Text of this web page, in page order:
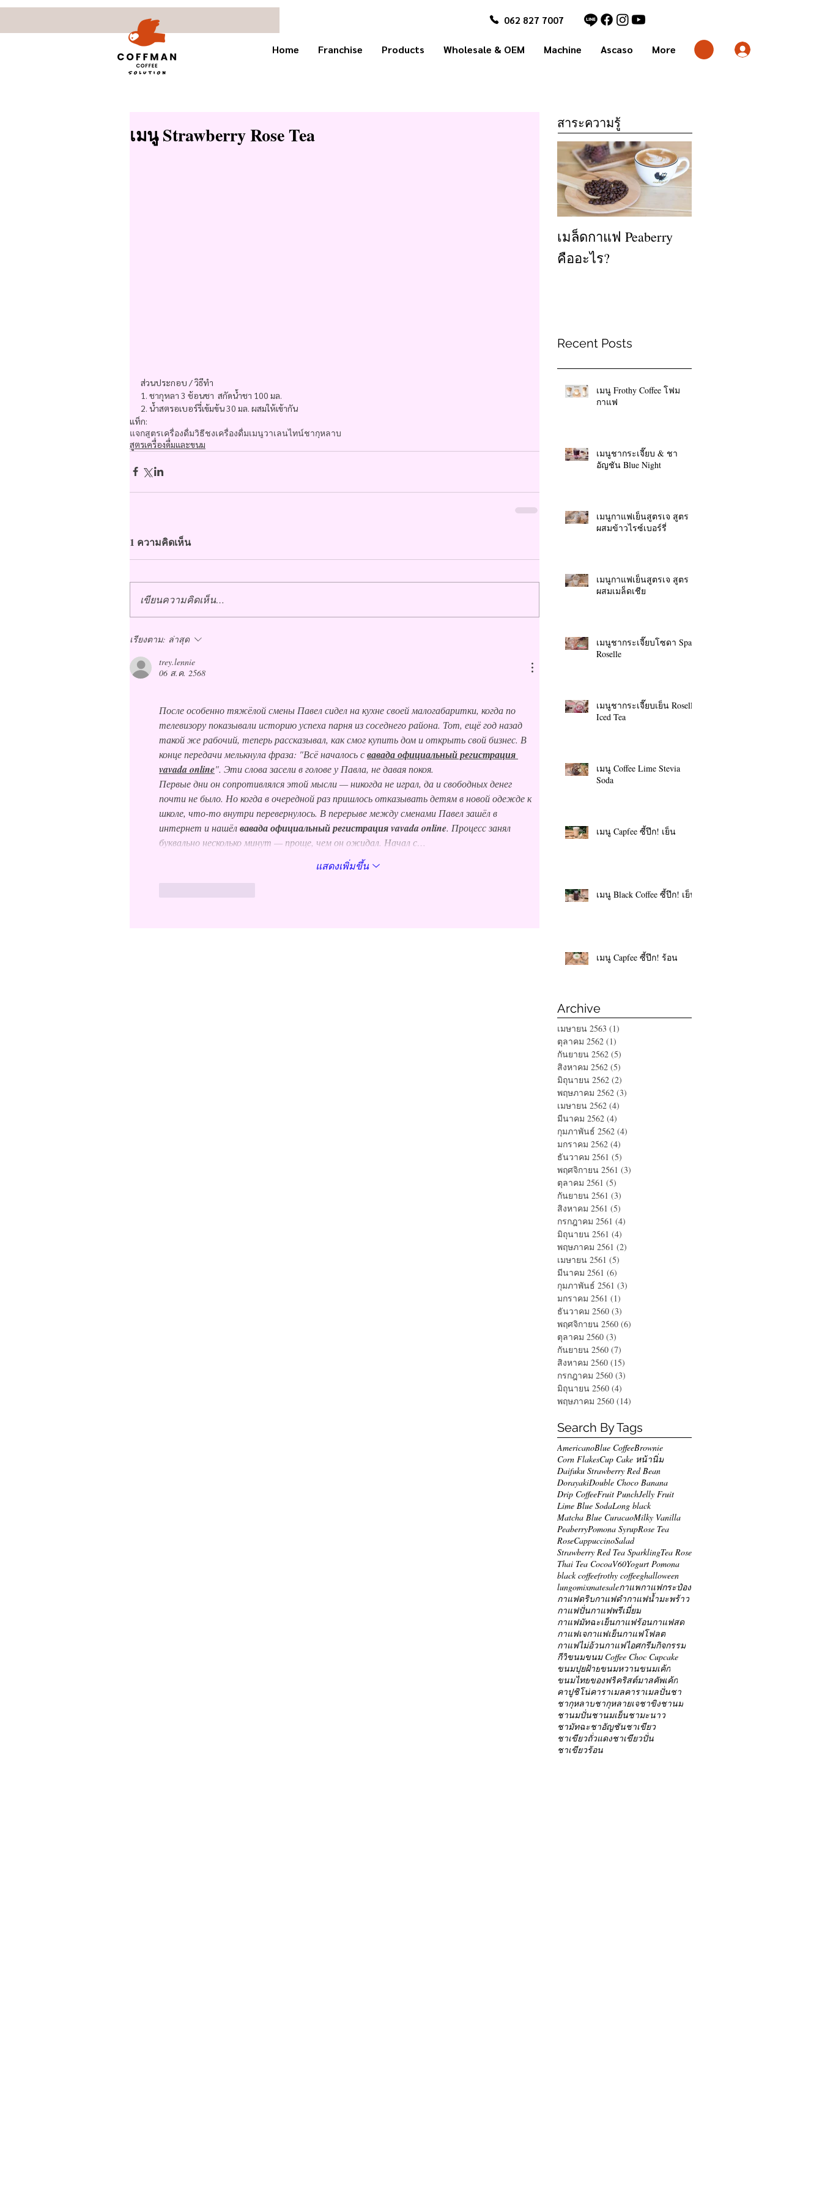
062 827 7007
Home Franchise Products Wholesale & OEM Machine Ascaso More
เมนู Strawberry Rose Tea
ส่วนประกอบ / วิธีทำ
1. ชากุหลา 3 ช้อนชา  สกัดน้ำชา 100 มล.
2. น้ำสตรอเบอร์รี่เข้มข้น 30 มล. ผสมให้เข้ากัน
แท็ก:
แจกสูตรเครื่องดื่มวิธีชงเครื่องดื่มเมนูวาเลนไทน์ชากุหลาบ
สูตรเครื่องดื่มและขนม
1 ความคิดเห็น
เขียนความคิดเห็น…
เรียงตาม: ล่าสุด
trey.lennie
06 ส.ค. 2568
После особенно тяжёлой смены Павел сидел на кухне своей малогабаритки, когда по
телевизору показывали историю успеха парня из соседнего района. Тот, ещё год назад
такой же рабочий, теперь рассказывал, как смог купить дом и открыть свой бизнес. В
конце передачи мелькнула фраза: "Всё началось с вавада официальный регистрация
vavada online". Эти слова засели в голове у Павла, не давая покоя.
Первые дни он сопротивлялся этой мысли — никогда не играл, да и свободных денег
почти не было. Но когда в очередной раз пришлось отказывать детям в новой одежде к
школе, что-то внутри перевернулось. В перерыве между сменами Павел зашёл в
интернет и нашёл вавада официальный регистрация vavada online. Процесс занял
буквально несколько минут — проще, чем он ожидал. Начал с…
แสดงเพิ่มขึ้น
สาระความรู้
เมล็ดกาแฟ Peaberry
คืออะไร?
Recent Posts
เมนู Frothy Coffee โฟม
กาแฟ
เมนูชากระเจี๊ยบ & ชา
อัญชัน Blue Night
เมนูกาแฟเย็นสูตรเจ สูตร
ผสมข้าวไรซ์เบอร์รี่
เมนูกาแฟเย็นสูตรเจ สูตร
ผสมเมล็ดเชีย
เมนูชากระเจี๊ยบโซดา Spark
Roselle
เมนูชากระเจี๊ยบเย็น Roselle
Iced Tea
เมนู Coffee Lime Stevia
Soda
เมนู Capfee ซี้ปึก! เย็น
เมนู Black Coffee ซี้ปึก! เย็น
เมนู Capfee ซี้ปึก! ร้อน
Archive
เมษายน 2563 (1)
ตุลาคม 2562 (1)
กันยายน 2562 (5)
สิงหาคม 2562 (5)
มิถุนายน 2562 (2)
พฤษภาคม 2562 (3)
เมษายน 2562 (4)
มีนาคม 2562 (4)
กุมภาพันธ์ 2562 (4)
มกราคม 2562 (4)
ธันวาคม 2561 (5)
พฤศจิกายน 2561 (3)
ตุลาคม 2561 (5)
กันยายน 2561 (3)
สิงหาคม 2561 (5)
กรกฎาคม 2561 (4)
มิถุนายน 2561 (4)
พฤษภาคม 2561 (2)
เมษายน 2561 (5)
มีนาคม 2561 (6)
กุมภาพันธ์ 2561 (3)
มกราคม 2561 (1)
ธันวาคม 2560 (3)
พฤศจิกายน 2560 (6)
ตุลาคม 2560 (3)
กันยายน 2560 (7)
สิงหาคม 2560 (15)
กรกฎาคม 2560 (3)
มิถุนายน 2560 (4)
พฤษภาคม 2560 (14)
Search By Tags
AmericanoBlue CoffeeBrownie
Corn FlakesCup Cake หน้านิ่ม
Daifuku Strawberry Red Bean
DorayakiDouble Choco Banana
Drip CoffeeFruit PunchJelly Fruit
Lime Blue SodaLong black
Matcha Blue CuracaoMilky Vanilla
PeaberryPomona SyrupRose Tea
RoseCappuccinoSalad
Strawberry Red Tea SparklingTea Rose
Thai Tea CocoaV60Yogurt Pomona
black coffeefrothy coffeeghalloween
lungomixmatesaleกาแฟกาแฟกระป๋อง
กาแฟดริปกาแฟดำกาแฟน้ำมะพร้าว
กาแฟปั่นกาแฟพรีเมี่ยม
กาแฟมัทฉะเย็นกาแฟร้อนกาแฟสด
กาแฟเจกาแฟเย็นกาแฟโฟลต
กาแฟไม่อ้วนกาแฟไอศกรีมกิจกรรม
กีวี่ขนมขนม Coffee Choc Cupcake
ขนมปุยฝ้ายขนมหวานขนมเค้ก
ขนมไทยของฟรีคริสต์มาสคัพเค้ก
คาปูชิโน่คาราเมลคาราเมลปั่นชา
ชากุหลาบชากุหลายเจชาขิงชานม
ชานมปั่นชานมเย็นชามะนาว
ชามัทฉะชาอัญชันชาเขียว
ชาเขียวถั่วแดงชาเขียวปั่น
ชาเขียวร้อน